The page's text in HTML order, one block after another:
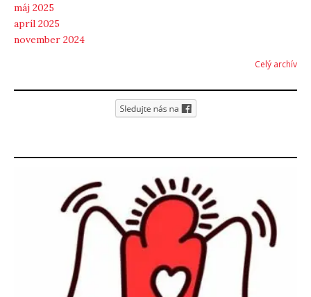
máj 2025
apríl 2025
november 2024
Celý archív